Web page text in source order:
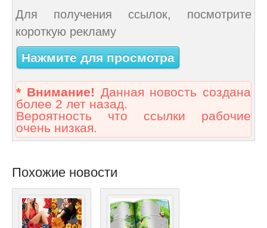
Для получения ссылок, посмотрите
короткую рекламу
Нажмите для просмотра
* Внимание! Данная новость создана
более 2 лет назад.
Вероятность что ссылки рабочие
очень низкая.
Похожие новости